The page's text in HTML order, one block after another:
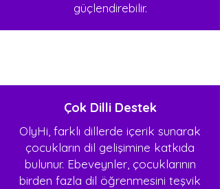
güçlendirebilir.
Çok Dilli Destek
OlyHi, farklı dillerde içerik sunarak
çocukların dil gelişimine katkıda
bulunur. Ebeveynler, çocuklarının
birden fazla dil öğrenmesini teşvik